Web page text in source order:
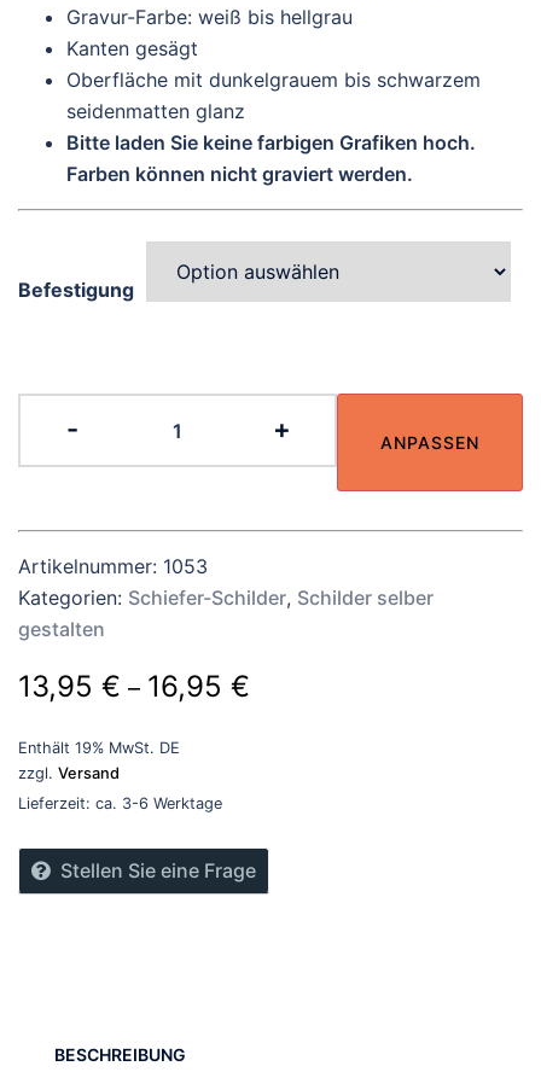
Gravur-Farbe: weiß bis hellgrau
Kanten gesägt
Oberfläche mit dunkelgrauem bis schwarzem
seidenmatten glanz
Bitte laden Sie keine farbigen Grafiken hoch.
Farben können nicht graviert werden.
Befestigung
-
mit
Gravur
gestalten:
Maße
150x100
+ ANPASSEN
Artikelnummer: 1053
Kategorien: Schiefer-Schilder, Schilder selber
gestalten
13,95 € – 16,95 €
Enthält 19% MwSt. DE
zzgl. Versand
Lieferzeit: ca. 3-6 Werktage
Stellen Sie eine Frage
BESCHREIBUNG